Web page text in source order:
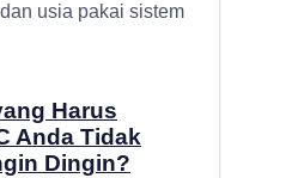
usia pakai sistem
Harus
Anda Tidak
Dingin?